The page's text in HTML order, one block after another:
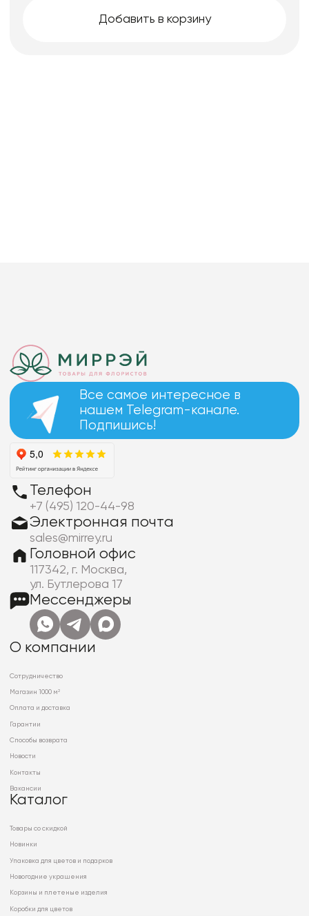
Добавить в корзину
Все самое интересное в
нашем Telegram-канале.
Подпишись!
Телефон
+7 (495) 120-44-98
Электронная почта
sales@mirrey.ru
Головной офис
117342, г. Москва,
ул. Бутлерова 17
Мессенджеры
О компании
Сотрудничество
Магазин 1000 м²
Оплата и доставка
Гарантии
Способы возврата
Новости
Контакты
Вакансии
Каталог
Товары со скидкой
Новинки
Упаковка для цветов и подарков
Новогодние украшения
Корзины и плетеные изделия
Коробки для цветов